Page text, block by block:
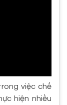
việc chế
hiện nhiều